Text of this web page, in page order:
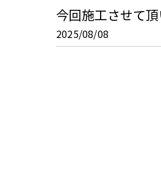
今回施工させて
2025/08/08